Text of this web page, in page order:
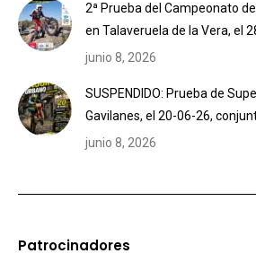
2ª Prueba del Campeonato
en Talaveruela de la Vera, el
junio 8, 2026
SUSPENDIDO: Prueba de
Gavilanes, el 20-06-26,
junio 8, 2026
Patrocinadores